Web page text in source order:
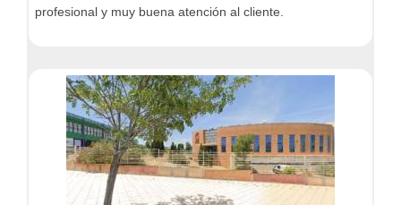
profesional y muy buena atención al cliente.